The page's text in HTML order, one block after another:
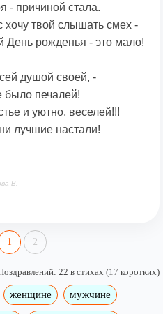
- причиной стала.
хочу твой слышать смех -
День рожденья - это мало!
душой своей, -
было печалей!
и уютно, веселей!!!
лучшие настали!
В.
1 2
22 в стихах (17 коротких)
женщине мужчине